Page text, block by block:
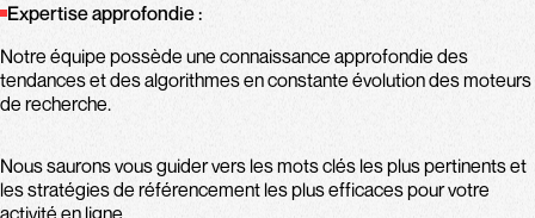
Expertise approfondie :
Notre équipe possède une connaissance approfondie des
tendances et des algorithmes en constante évolution des moteurs
de recherche.
Nous saurons vous guider vers les mots clés les plus pertinents et
les stratégies de référencement les plus efficaces pour votre
activité en ligne.